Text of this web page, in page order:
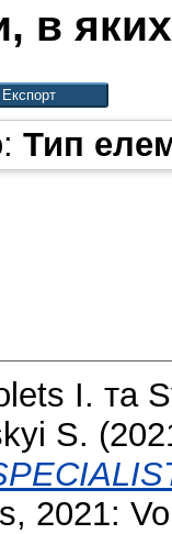
в
Тип
I. та
S.
2021: